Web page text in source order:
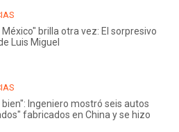
México" brilla otra vez: El sorpresivo
Luis Miguel
bien": Ingeniero mostró seis autos
fabricados en China y se hizo